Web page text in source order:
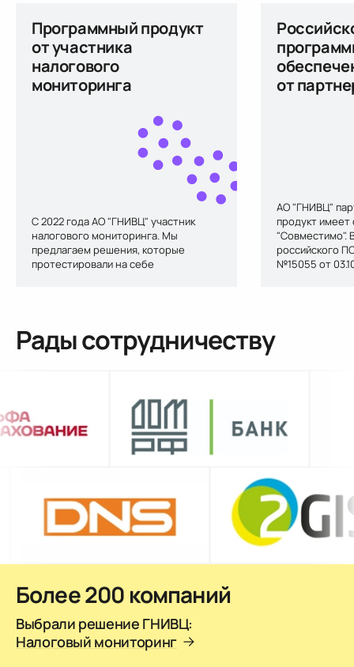
Программный продукт
от участника
налогового
мониторинга
С 2022 года АО "ГНИВЦ" участник
налогового мониторинга. Мы
предлагаем решения, которые
протестировали на себе
от
АО "ГНИВЦ"
продукт имеет
"Совместимо".
российского
№15055 от
Рады сотрудничеству
Более 200 компаний
Выбрали решение ГНИВЦ:
Налоговый мониторинг